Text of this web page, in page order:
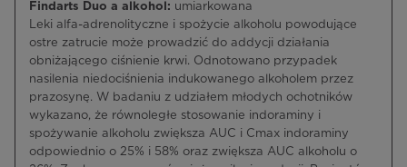
Findarts Duo a alkohol: umiarkowana
Leki alfa-adrenolityczne i spożycie alkoholu powodujące
ostre zatrucie może prowadzić do addycji działania
obniżającego ciśnienie krwi. Odnotowano przypadek
nasilenia niedociśnienia indukowanego alkoholem przez
prazosynę. W badaniu z udziałem młodych ochotników
wykazano, że równoległe stosowanie indoraminy i
spożywanie alkoholu zwiększa AUC i Cmax indoraminy
odpowiednio o 25% i 58% oraz zwiększa AUC alkoholu o